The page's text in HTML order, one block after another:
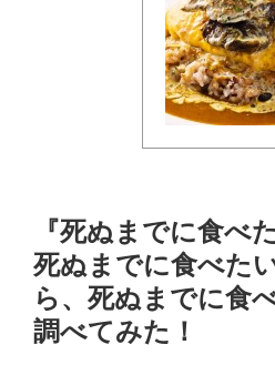
『死ぬまでに食べ
死ぬまでに食べた
ら、死ぬまでに食
調べてみた！